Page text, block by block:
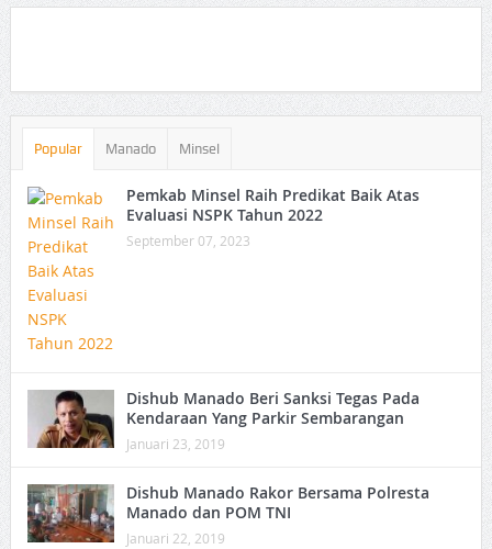
Popular Manado Minsel
Pemkab Minsel Raih Predikat Baik Atas
Evaluasi NSPK Tahun 2022
September 07, 2023
Dishub Manado Beri Sanksi Tegas Pada
Kendaraan Yang Parkir Sembarangan
Januari 23, 2019
Dishub Manado Rakor Bersama Polresta
Manado dan POM TNI
Januari 22, 2019